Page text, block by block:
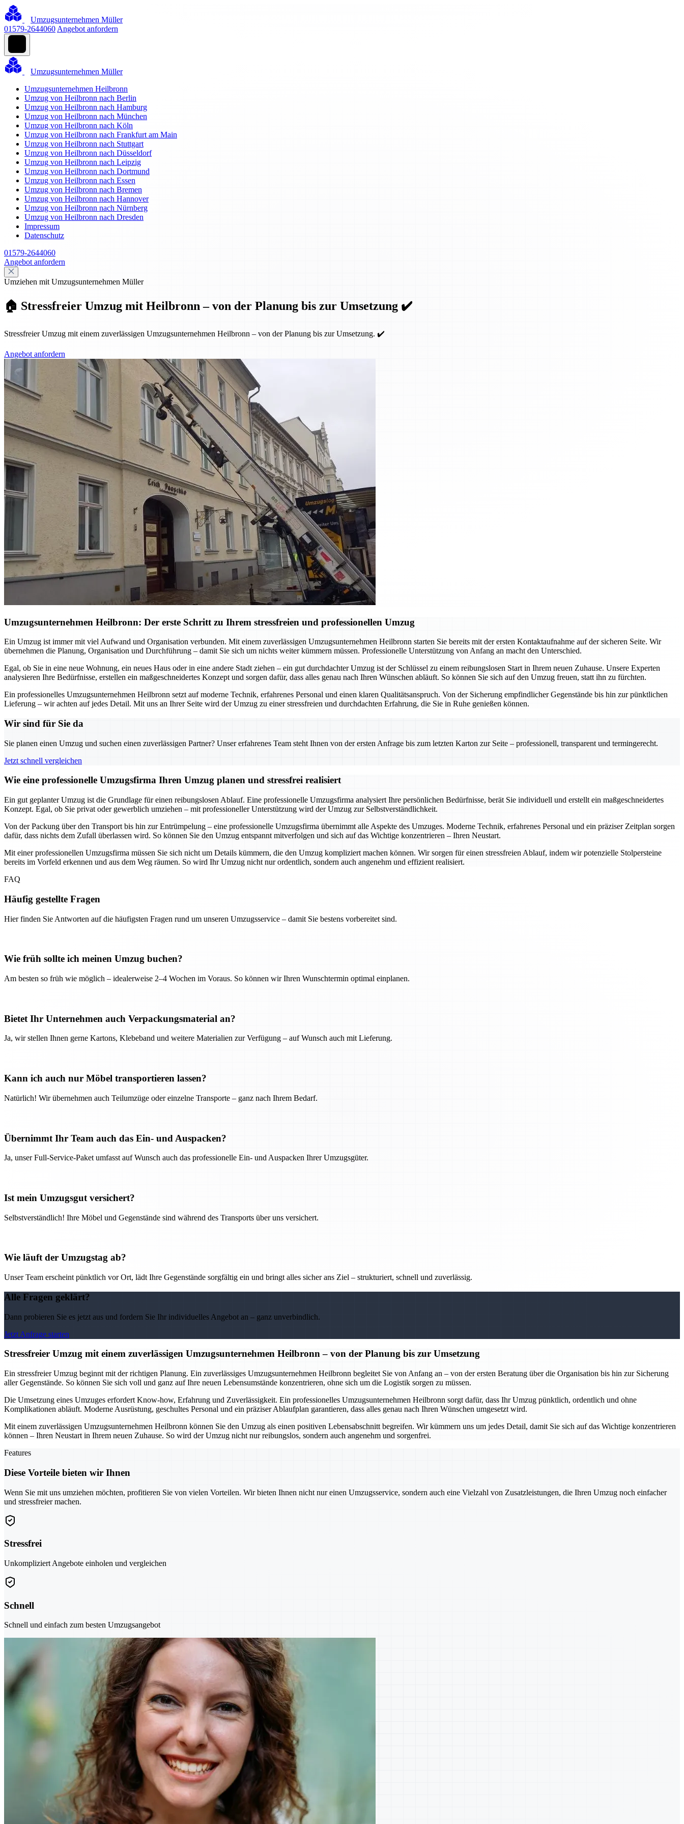
Umzugsunternehmen Müller
01579-2644060 Angebot anfordern
Umzugsunternehmen Müller
Umzugsunternehmen Heilbronn
Umzug von Heilbronn nach Berlin
Umzug von Heilbronn nach Hamburg
Umzug von Heilbronn nach München
Umzug von Heilbronn nach Köln
Umzug von Heilbronn nach Frankfurt am Main
Umzug von Heilbronn nach Stuttgart
Umzug von Heilbronn nach Düsseldorf
Umzug von Heilbronn nach Leipzig
Umzug von Heilbronn nach Dortmund
Umzug von Heilbronn nach Essen
Umzug von Heilbronn nach Bremen
Umzug von Heilbronn nach Hannover
Umzug von Heilbronn nach Nürnberg
Umzug von Heilbronn nach Dresden
Impressum
Datenschutz
01579-2644060
Angebot anfordern
Umziehen mit Umzugsunternehmen Müller
🏠 Stressfreier Umzug mit Heilbronn – von der Planung bis zur Umsetzung ✔️
Stressfreier Umzug mit einem zuverlässigen Umzugsunternehmen Heilbronn – von der Planung bis zur Umsetzung. ✔️
Angebot anfordern
Umzugsunternehmen Heilbronn: Der erste Schritt zu Ihrem stressfreien und professionellen Umzug
Ein Umzug ist immer mit viel Aufwand und Organisation verbunden. Mit einem zuverlässigen Umzugsunternehmen Heilbronn starten Sie bereits mit der ersten Kontaktaufnahme auf der sicheren Seite. Wir
übernehmen die Planung, Organisation und Durchführung – damit Sie sich um nichts weiter kümmern müssen. Professionelle Unterstützung von Anfang an macht den Unterschied.
Egal, ob Sie in eine neue Wohnung, ein neues Haus oder in eine andere Stadt ziehen – ein gut durchdachter Umzug ist der Schlüssel zu einem reibungslosen Start in Ihrem neuen Zuhause. Unsere Experten
analysieren Ihre Bedürfnisse, erstellen ein maßgeschneidertes Konzept und sorgen dafür, dass alles genau nach Ihren Wünschen abläuft. So können Sie sich auf den Umzug freuen, statt ihn zu fürchten.
Ein professionelles Umzugsunternehmen Heilbronn setzt auf moderne Technik, erfahrenes Personal und einen klaren Qualitätsanspruch. Von der Sicherung empfindlicher Gegenstände bis hin zur pünktlichen
Lieferung – wir achten auf jedes Detail. Mit uns an Ihrer Seite wird der Umzug zu einer stressfreien und durchdachten Erfahrung, die Sie in Ruhe genießen können.
Wir sind für Sie da
Sie planen einen Umzug und suchen einen zuverlässigen Partner? Unser erfahrenes Team steht Ihnen von der ersten Anfrage bis zum letzten Karton zur Seite – professionell, transparent und termingerecht.
Jetzt schnell vergleichen
Wie eine professionelle Umzugsfirma Ihren Umzug planen und stressfrei realisiert
Ein gut geplanter Umzug ist die Grundlage für einen reibungslosen Ablauf. Eine professionelle Umzugsfirma analysiert Ihre persönlichen Bedürfnisse, berät Sie individuell und erstellt ein maßgeschneidertes
Konzept. Egal, ob Sie privat oder gewerblich umziehen – mit professioneller Unterstützung wird der Umzug zur Selbstverständlichkeit.
Von der Packung über den Transport bis hin zur Entrümpelung – eine professionelle Umzugsfirma übernimmt alle Aspekte des Umzuges. Moderne Technik, erfahrenes Personal und ein präziser Zeitplan sorgen
dafür, dass nichts dem Zufall überlassen wird. So können Sie den Umzug entspannt mitverfolgen und sich auf das Wichtige konzentrieren – Ihren Neustart.
Mit einer professionellen Umzugsfirma müssen Sie sich nicht um Details kümmern, die den Umzug kompliziert machen können. Wir sorgen für einen stressfreien Ablauf, indem wir potenzielle Stolpersteine
bereits im Vorfeld erkennen und aus dem Weg räumen. So wird Ihr Umzug nicht nur ordentlich, sondern auch angenehm und effizient realisiert.
FAQ
Häufig gestellte Fragen
Hier finden Sie Antworten auf die häufigsten Fragen rund um unseren Umzugsservice – damit Sie bestens vorbereitet sind.
Wie früh sollte ich meinen Umzug buchen?
Am besten so früh wie möglich – idealerweise 2–4 Wochen im Voraus. So können wir Ihren Wunschtermin optimal einplanen.
Bietet Ihr Unternehmen auch Verpackungsmaterial an?
Ja, wir stellen Ihnen gerne Kartons, Klebeband und weitere Materialien zur Verfügung – auf Wunsch auch mit Lieferung.
Kann ich auch nur Möbel transportieren lassen?
Natürlich! Wir übernehmen auch Teilumzüge oder einzelne Transporte – ganz nach Ihrem Bedarf.
Übernimmt Ihr Team auch das Ein- und Auspacken?
Ja, unser Full-Service-Paket umfasst auf Wunsch auch das professionelle Ein- und Auspacken Ihrer Umzugsgüter.
Ist mein Umzugsgut versichert?
Selbstverständlich! Ihre Möbel und Gegenstände sind während des Transports über uns versichert.
Wie läuft der Umzugstag ab?
Unser Team erscheint pünktlich vor Ort, lädt Ihre Gegenstände sorgfältig ein und bringt alles sicher ans Ziel – strukturiert, schnell und zuverlässig.
Alle Fragen geklärt?
Dann probieren Sie es jetzt aus und fordern Sie Ihr individuelles Angebot an – ganz unverbindlich.
Jetzt Anfrage starten
Stressfreier Umzug mit einem zuverlässigen Umzugsunternehmen Heilbronn – von der Planung bis zur Umsetzung
Ein stressfreier Umzug beginnt mit der richtigen Planung. Ein zuverlässiges Umzugsunternehmen Heilbronn begleitet Sie von Anfang an – von der ersten Beratung über die Organisation bis hin zur Sicherung
aller Gegenstände. So können Sie sich voll und ganz auf Ihre neuen Lebensumstände konzentrieren, ohne sich um die Logistik sorgen zu müssen.
Die Umsetzung eines Umzuges erfordert Know-how, Erfahrung und Zuverlässigkeit. Ein professionelles Umzugsunternehmen Heilbronn sorgt dafür, dass Ihr Umzug pünktlich, ordentlich und ohne
Komplikationen abläuft. Moderne Ausrüstung, geschultes Personal und ein präziser Ablaufplan garantieren, dass alles genau nach Ihren Wünschen umgesetzt wird.
Mit einem zuverlässigen Umzugsunternehmen Heilbronn können Sie den Umzug als einen positiven Lebensabschnitt begreifen. Wir kümmern uns um jedes Detail, damit Sie sich auf das Wichtige konzentrieren
können – Ihren Neustart in Ihrem neuen Zuhause. So wird der Umzug nicht nur reibungslos, sondern auch angenehm und sorgenfrei.
Features
Diese Vorteile bieten wir Ihnen
Wenn Sie mit uns umziehen möchten, profitieren Sie von vielen Vorteilen. Wir bieten Ihnen nicht nur einen Umzugsservice, sondern auch eine Vielzahl von Zusatzleistungen, die Ihren Umzug noch einfacher
und stressfreier machen.
Stressfrei
Unkompliziert Angebote einholen und vergleichen
Schnell
Schnell und einfach zum besten Umzugsangebot